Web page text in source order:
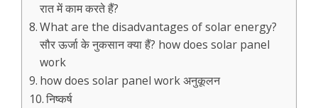
रात में काम करते हैं?
What are the disadvantages of solar energy?
सौर ऊर्जा के नुकसान क्या हैं? how does solar panel
work
how does solar panel work अनुकूलन
निष्कर्ष